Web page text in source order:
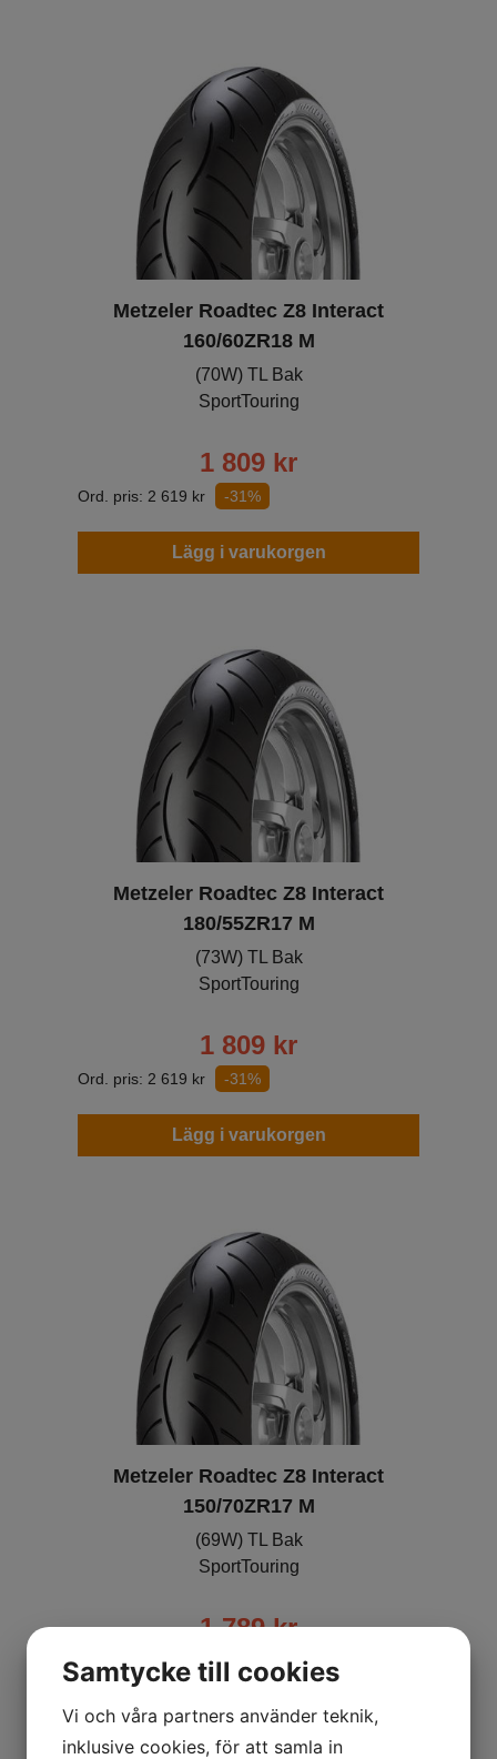
Metzeler Roadtec Z8 Interact
160/60ZR18 M
(70W) TL Bak
SportTouring
1 809 kr
Ord. pris: 2 619 kr -31%
Lägg i varukorgen
Metzeler Roadtec Z8 Interact
180/55ZR17 M
(73W) TL Bak
SportTouring
1 809 kr
Ord. pris: 2 619 kr -31%
Lägg i varukorgen
Metzeler Roadtec Z8 Interact
150/70ZR17 M
(69W) TL Bak
SportTouring
1 789kr
Ord. pris: 2 579 kr -31%
Lägg i varukorgen
Samtycke till cookies
Vi och våra partners använder teknik,
inklusive cookies, för att samla in